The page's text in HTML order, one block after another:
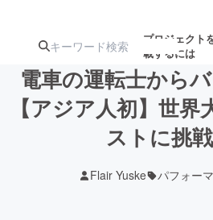
プロジェクト
載するには
注目のリ 注目の新着プロ募
電車の運転士から
【アジア人初】世界
ストに挑戦
Flair Yuske パフォー